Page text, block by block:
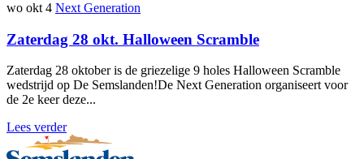
wo okt 4 Next Generation
Zaterdag 28 okt. Halloween Scramble
Zaterdag 28 oktober is de griezelige 9 holes Halloween Scramble
wedstrijd op De Semslanden!De Next Generation organiseert voor
de 2e keer deze...
Lees verder